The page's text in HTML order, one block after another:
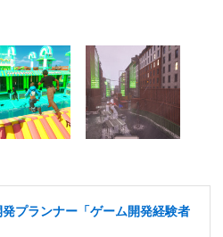
プランナー「ゲーム開発経験者